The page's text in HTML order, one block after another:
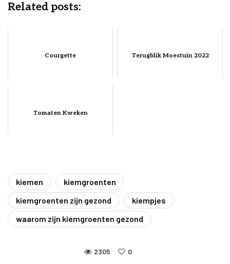
Related posts:
Courgette Terugblik Moestuin 2022
Tomaten Kweken
kiemen
kiemgroenten
kiemgroenten zijn gezond
kiempjes
waarom zijn kiemgroenten gezond
2305 0